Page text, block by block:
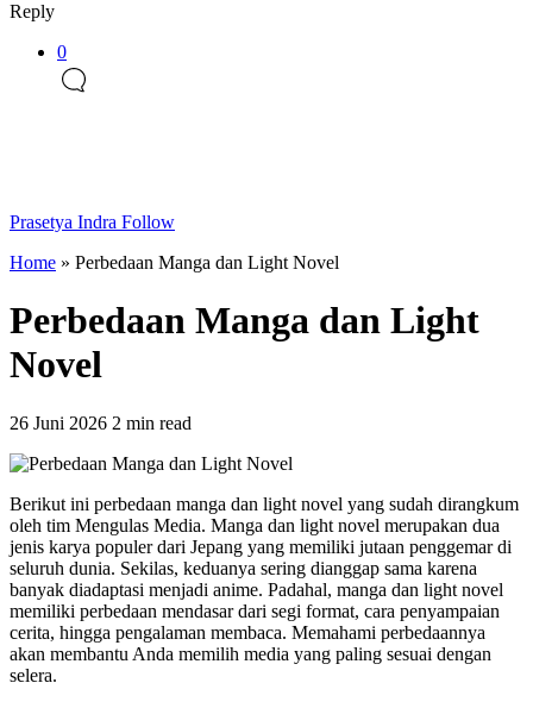
Reply
0
Prasetya Indra Follow
Home » Perbedaan Manga dan Light Novel
Perbedaan Manga dan Light
Novel
26 Juni 2026 2 min read
Berikut ini perbedaan manga dan light novel yang sudah dirangkum
oleh tim Mengulas Media. Manga dan light novel merupakan dua
jenis karya populer dari Jepang yang memiliki jutaan penggemar di
seluruh dunia. Sekilas, keduanya sering dianggap sama karena
banyak diadaptasi menjadi anime. Padahal, manga dan light novel
memiliki perbedaan mendasar dari segi format, cara penyampaian
cerita, hingga pengalaman membaca. Memahami perbedaannya
akan membantu Anda memilih media yang paling sesuai dengan
selera.